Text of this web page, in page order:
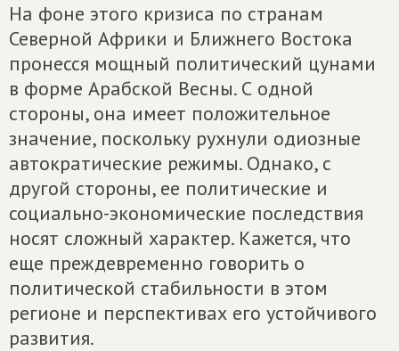
На фоне этого кризиса по странам
Северной Африки и Ближнего Востока
пронесся мощный политический цунами
в форме Арабской Весны. С одной
стороны, она имеет положительное
значение, поскольку рухнули одиозные
автократические режимы. Однако, с
другой стороны, ее политические и
социально-экономические последствия
носят сложный характер. Кажется, что
еще преждевременно говорить о
политической стабильности в этом
регионе и перспективах его устойчивого
развития.